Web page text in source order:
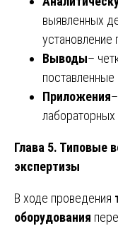
выявленных
установление
Выводы–
поставленные
Приложения
Глава 5. Типовые
экспертизы
В ходе проведения
оборудования